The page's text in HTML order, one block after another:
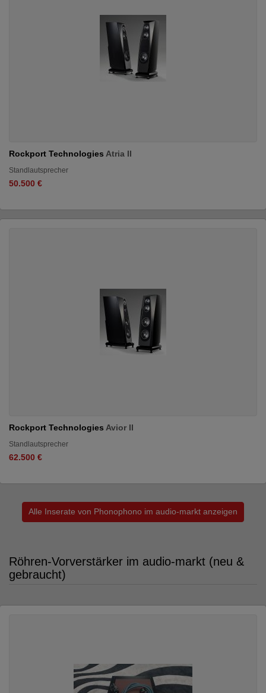
Rockport Technologies Atria II
Standlautsprecher
50.500 €
Rockport Technologies Avior II
Standlautsprecher
62.500 €
Alle Inserate von Phonophono im audio-markt anzeigen
Röhren-Vorverstärker im audio-markt (neu &
gebraucht)